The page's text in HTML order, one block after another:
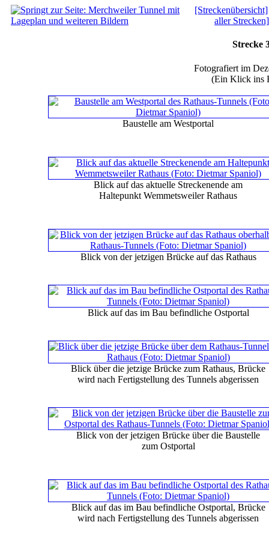
[Streckenübersicht]
aller Strecken]
Strecke
Fotografiert im
(Ein Klick ins
Baustelle am Westportal
Blick auf das aktuelle Streckenende am
Haltepunkt Wemmetsweiler Rathaus
Blick von der jetzigen Brücke auf das Rathaus
Blick auf das im Bau befindliche Ostportal
Blick über die jetzige Brücke zum Rathaus, Brücke
wird nach Fertigstellung des Tunnels abgerissen
Blick von der jetzigen Brücke über die Baustelle
zum Ostportal
Blick auf das im Bau befindliche Ostportal, Brücke
wird nach Fertigstellung des Tunnels abgerissen